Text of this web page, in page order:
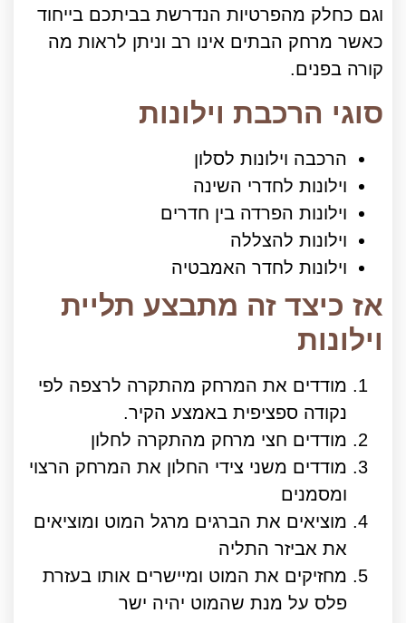
וגם כחלק מהפרטיות הנדרשת בביתכם בייחוד
כאשר מרחק הבתים אינו רב וניתן לראות מה
קורה בפנים.
סוגי הרכבת וילונות
הרכבה וילונות לסלון
וילונות לחדרי השינה
וילונות הפרדה בין חדרים
וילונות להצללה
וילונות לחדר האמבטיה
אז כיצד זה מתבצע תליית
וילונות
מודדים את המרחק מהתקרה לרצפה לפי
נקודה ספציפית באמצע הקיר.
מודדים חצי מרחק מהתקרה לחלון
מודדים משני צידי החלון את המרחק הרצוי
ומסמנים
מוציאים את הברגים מרגל המוט ומוציאים
את אביזר התליה
מחזיקים את המוט ומיישרים אותו בעזרת
פלס על מנת שהמוט יהיה ישר